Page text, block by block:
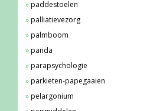
paddestoelen
palliatievezorg
palmboom
panda
parapsychologie
parkieten-papegaaien
pelargonium